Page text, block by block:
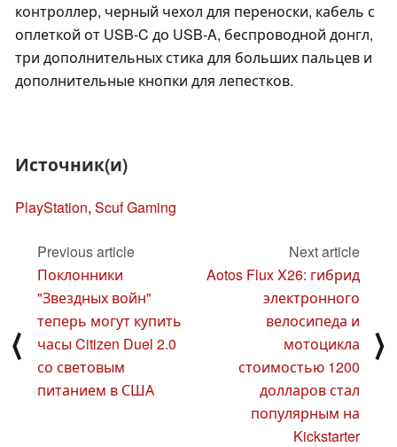
контроллер, черный чехол для переноски, кабель с
оплеткой от USB-C до USB-A, беспроводной донгл,
три дополнительных стика для больших пальцев и
дополнительные кнопки для лепестков.
Источник(и)
PlayStation, Scuf Gaming
⟨
Previous article
Поклонники
"Звездных войн"
теперь могут купить
часы Citizen Duel 2.0
со световым
питанием в США
Next article
Aotos Flux X26: гибрид
электронного
велосипеда и
мотоцикла
стоимостью 1200
долларов стал
популярным на
Kickstarter
⟩